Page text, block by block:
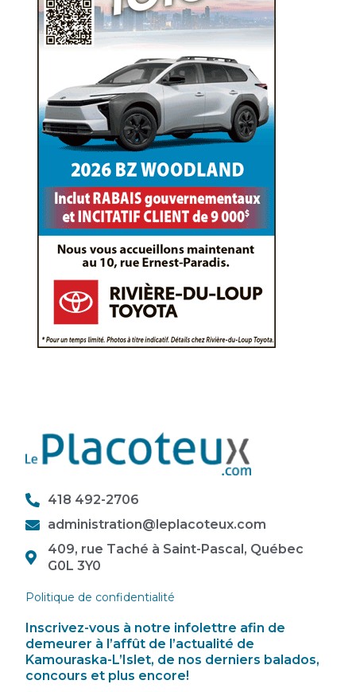
418 492-2706
administration@leplacoteux.com
409, rue Taché à Saint-Pascal, Québec
G0L 3Y0
Politique de confidentialité
Inscrivez-vous à notre infolettre afin de
demeurer à l’affût de l’actualité de
Kamouraska-L’Islet, de nos derniers balados,
concours et plus encore!